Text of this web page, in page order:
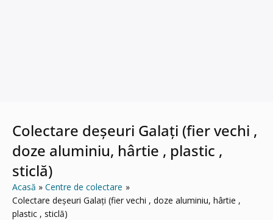
Colectare deșeuri Galați (fier vechi ,
doze aluminiu, hârtie , plastic ,
sticlă)
Acasă
Centre de colectare
Colectare deșeuri Galați (fier vechi , doze aluminiu, hârtie ,
plastic , sticlă)